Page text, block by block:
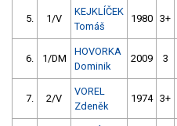
5. 1/V
KEJKLÍČEK
Tomáš
1980 3+
6. 1/DM
HOVORKA
Dominik
2009 3
7. 2/V
VOREL
Zdeněk
1974 3+